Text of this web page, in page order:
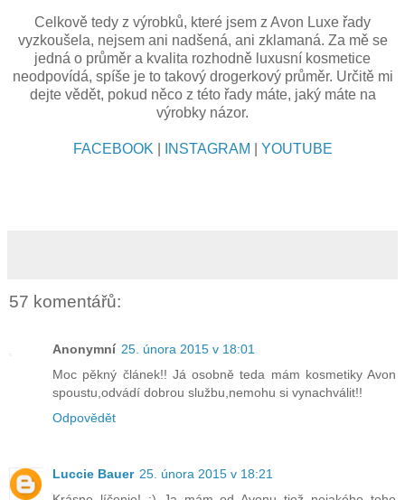
Celkově tedy z výrobků, které jsem z Avon Luxe řady
vyzkoušela, nejsem ani nadšená, ani zklamaná. Za mě se
jedná o průměr a kvalita rozhodně luxusní kosmetice
neodpovídá, spíše je to takový drogerkový průměr. Určitě mi
dejte vědět, pokud něco z této řady máte, jaký máte na
výrobky názor.
FACEBOOK INSTAGRAM YOUTUBE
57 komentářů:
Anonymní 25. února 2015 v 18:01
Moc pěkný článek!! Já osobně teda mám kosmetiky Avon
spoustu,odvádí dobrou službu,nemohu si vynachválit!!
Odpovědět
Luccie Bauer 25. února 2015 v 18:21